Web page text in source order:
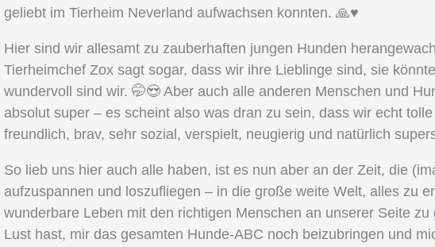
geliebt im Tierheim Neverland aufwachsen konnten. 🙏♥️
Hier sind wir allesamt zu zauberhaften jungen Hunden
Tierheimchef Zox sagt sogar, dass wir ihre Lieblinge sind, sie
wundervoll sind wir. 🤭😍 Aber auch alle anderen Menschen und
absolut super – es scheint also was dran zu sein, dass wir echt
freundlich, brav, sehr sozial, verspielt, neugierig und natürlich
So lieb uns hier auch alle haben, ist es nun aber an der Zeit, die
aufzuspannen und loszufliegen – in die große weite Welt, alles zu
wunderbare Leben mit den richtigen Menschen an unserer Seite
Lust hast, mir das gesamten Hunde-ABC noch beizubringen und